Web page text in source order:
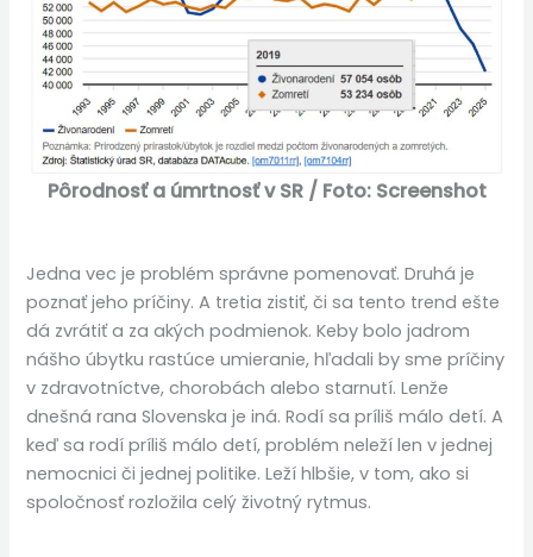
Pôrodnosť a úmrtnosť v SR / Foto: Screenshot
Jedna vec je problém správne pomenovať. Druhá je
poznať jeho príčiny. A tretia zistiť, či sa tento trend ešte
dá zvrátiť a za akých podmienok. Keby bolo jadrom
nášho úbytku rastúce umieranie, hľadali by sme príčiny
v zdravotníctve, chorobách alebo starnutí. Lenže
dnešná rana Slovenska je iná. Rodí sa príliš málo detí. A
keď sa rodí príliš málo detí, problém neleží len v jednej
nemocnici či jednej politike. Leží hlbšie, v tom, ako si
spoločnosť rozložila celý životný rytmus.